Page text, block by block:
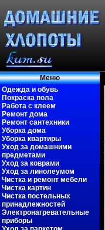
Меню
Одежда и обувь
Покраска пола
Работа с клеем
Ремонт дома
Ремонт сантехники
Уборка дома
Уборка квартиры
Уход за домашними
предметами
Уход за коврами
Уход за линолеумом
Чистка и ремонт мебели
Чистка картин
Чистка постельных
принадлежностей
Электронагревательные
приборы